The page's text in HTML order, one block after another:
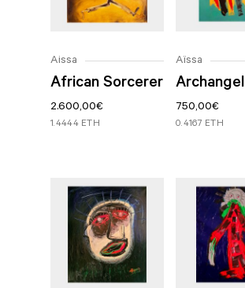
Aissa
African Sorcerer
2.600,00€
1.4444 ETH
Aïssa
Archangel
750,00€
0.4167 ETH